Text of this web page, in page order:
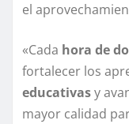
el
«Cada hora de
fortalecer los
educativasy
mayor calidad